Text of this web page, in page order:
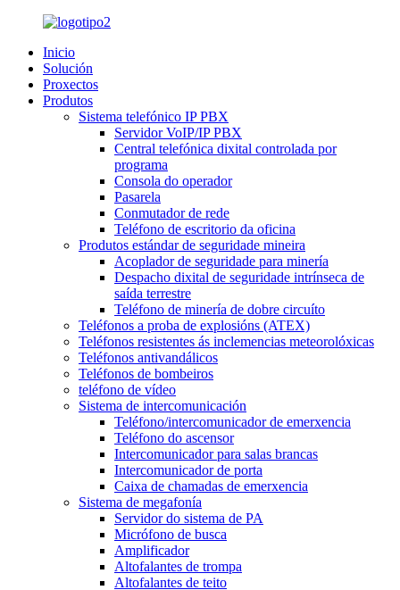
Inicio
Solución
Proxectos
Produtos
Sistema telefónico IP PBX
Servidor VoIP/IP PBX
Central telefónica dixital controlada por
programa
Consola do operador
Pasarela
Conmutador de rede
Teléfono de escritorio da oficina
Produtos estándar de seguridade mineira
Acoplador de seguridade para minería
Despacho dixital de seguridade intrínseca de
saída terrestre
Teléfono de minería de dobre circuíto
Teléfonos a proba de explosións (ATEX)
Teléfonos resistentes ás inclemencias meteorolóxicas
Teléfonos antivandálicos
Teléfonos de bombeiros
teléfono de vídeo
Sistema de intercomunicación
Teléfono/intercomunicador de emerxencia
Teléfono do ascensor
Intercomunicador para salas brancas
Intercomunicador de porta
Caixa de chamadas de emerxencia
Sistema de megafonía
Servidor do sistema de PA
Micrófono de busca
Amplificador
Altofalantes de trompa
Altofalantes de teito